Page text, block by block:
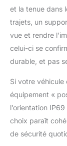
et la tenue dans
trajets, un
vue et rendre
celui-ci se
durable, et pas
Si votre véhicule
équipement «
l’orientation
choix paraît
de sécurité